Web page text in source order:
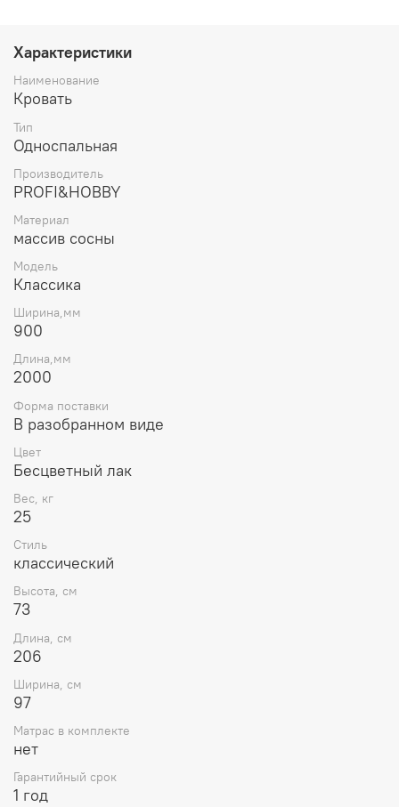
в интерьер квартиры, загородного дома или дачи,
нужно только докупить матрас (в комплект не входит).
Кровать продается в разобранном виде.
Характеристики
Наименование
Кровать
Тип
Односпальная
Производитель
PROFI&HOBBY
Материал
массив сосны
Модель
Классика
Ширина,мм
900
Длина,мм
2000
Форма поставки
В разобранном виде
Цвет
Бесцветный лак
Вес, кг
25
Стиль
классический
Высота, см
73
Длина, см
206
Ширина, см
97
Матрас в комплекте
нет
Гарантийный срок
1 год